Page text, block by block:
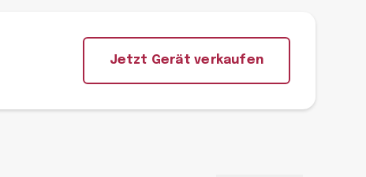
Jetzt Gerät verkaufen